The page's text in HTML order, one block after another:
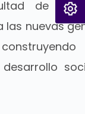
de
nuevas